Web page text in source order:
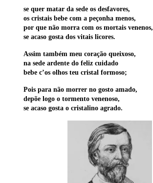
se quer matar da sede os desfavores,
os cristais bebe com a peçonha menos,
por que não morra com os mortais venenos,
se acaso gosta dos vitais licores.
Assim também meu coração queixoso,
na sede ardente do feliz cuidado
bebe c’os olhos teu cristal formoso;
Pois para não morrer no gosto amado,
depõe logo o tormento venenoso,
se acaso gosta o cristalino agrado.